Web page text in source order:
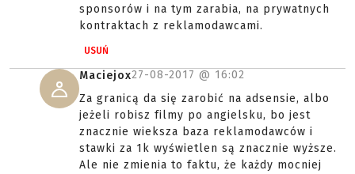
sponsorów i na tym zarabia, na prywatnych
kontraktach z reklamodawcami.
USUŃ
Maciejox27-08-2017 @ 16:02
Za granicą da się zarobić na adsensie, albo
jeżeli robisz filmy po angielsku, bo jest
znacznie wieksza baza reklamodawców i
stawki za 1k wyświetlen są znacznie wyższe.
Ale nie zmienia to faktu, że każdy mocniej